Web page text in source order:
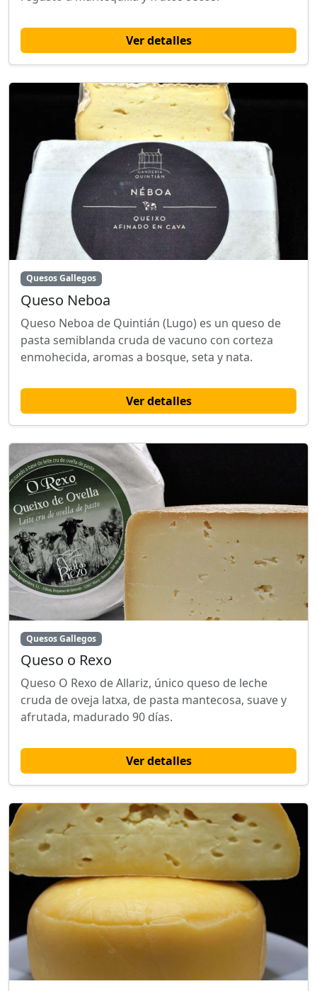
Ver detalles
Quesos Gallegos
Queso Neboa
Queso Neboa de Quintián (Lugo) es un queso de
pasta semiblanda cruda de vacuno con corteza
enmohecida, aromas a bosque, seta y nata.
Ver detalles
Quesos Gallegos
Queso o Rexo
Queso O Rexo de Allariz, único queso de leche
cruda de oveja latxa, de pasta mantecosa, suave y
afrutada, madurado 90 días.
Ver detalles